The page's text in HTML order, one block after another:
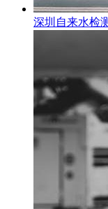
深圳自来水检